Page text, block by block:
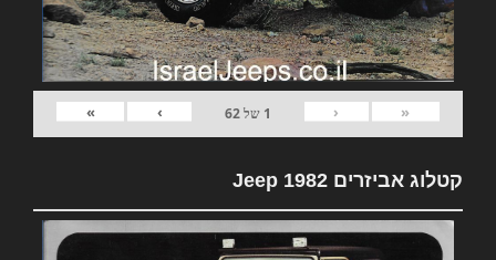
«
‹
1 של62
›
»
קטלוג אביזרים 1982 Jeep